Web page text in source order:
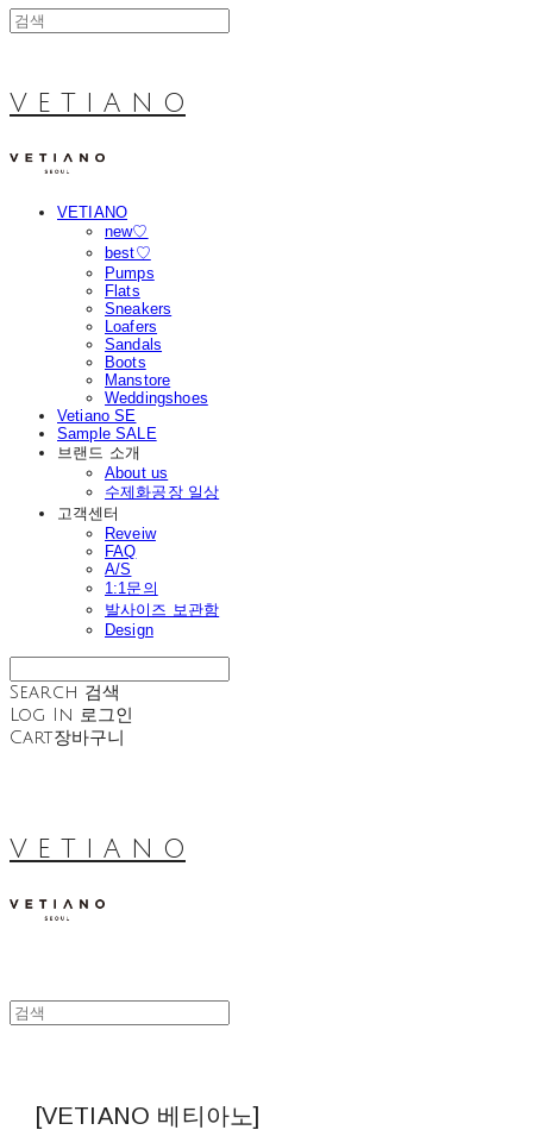
V E T I A N O
VETIANO
new♡
best♡
Pumps
Flats
Sneakers
Loafers
Sandals
Boots
Manstore
Weddingshoes
Vetiano SE
Sample SALE
브랜드 소개
About us
수제화공장 일상
고객센터
Reveiw
FAQ
A/S
1:1문의
발사이즈 보관함
Design
Search 검색
Log In 로그인
Cart장바구니
V E T I A N O
[VETIANO 베티아노]